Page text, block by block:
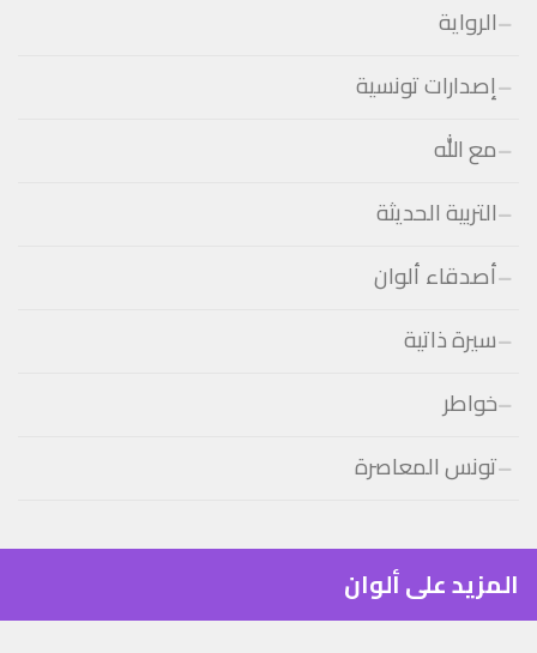
الرواية
إصدارات تونسية
مع الله
التربية الحديثة
أصدقاء ألوان
سيرة ذاتية
خواطر
تونس المعاصرة
المزيد على ألوان